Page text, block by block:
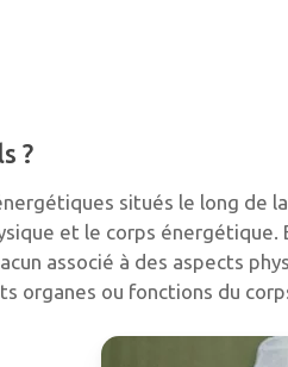
?
situés le long de
et le corps énergétique.
associé à des aspects
organes ou fonctions du